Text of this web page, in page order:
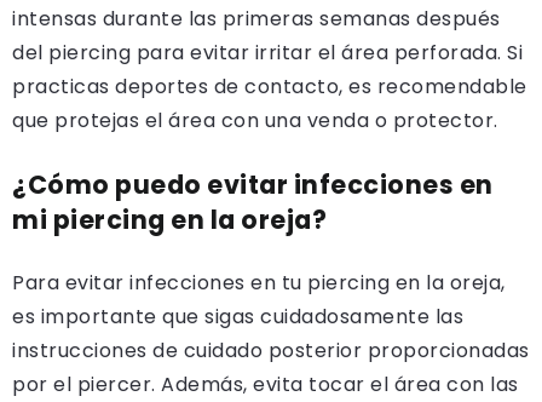
intensas durante las primeras semanas después
del piercing para evitar irritar el área perforada. Si
practicas deportes de contacto, es recomendable
que protejas el área con una venda o protector.
¿Cómo puedo evitar infecciones en
mi piercing en la oreja?
Para evitar infecciones en tu piercing en la oreja,
es importante que sigas cuidadosamente las
instrucciones de cuidado posterior proporcionadas
por el piercer. Además, evita tocar el área con las